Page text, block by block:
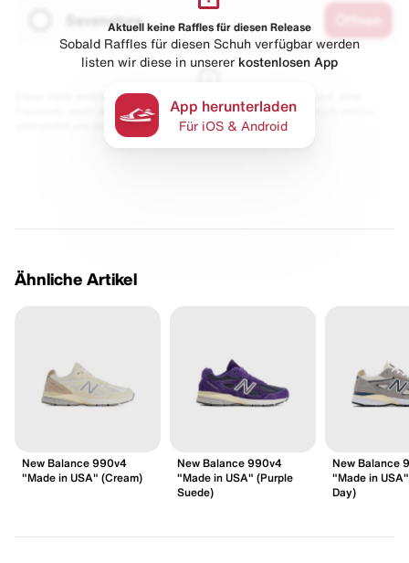
Sevenstore
Diese Seite enthält Links zu unseren Partnern. Wir erhalten evtl. eine
Provision, wenn du etwas kaufst. Für dich bleibt der Preis gleich und du
unterstützt uns damit.
Aktuell keine Raffles für diesen Release
Sobald Raffles für diesen Schuh verfügbar werden
listen wir diese in unserer kostenlosen App
App herunterladen
Für iOS & Android
Ähnliche Artikel
New Balance 990v4
"Made in USA" (Cream)
New Balance 990v4
"Made in USA" (Purple
Suede)
New Balance
"Made in
Day)